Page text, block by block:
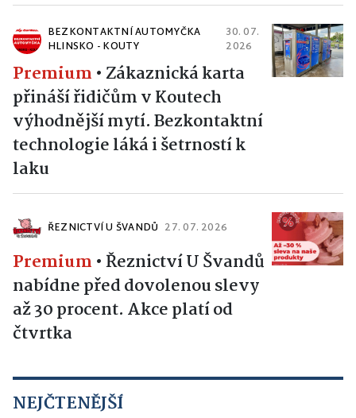
BEZKONTAKTNÍ AUTOMYČKA
HLINSKO - KOUTY
30. 07.
2026
Premium • Zákaznická karta
přináší řidičům v Koutech
výhodnější mytí. Bezkontaktní
technologie láká i šetrností k
laku
ŘEZNICTVÍ U ŠVANDŮ 27. 07. 2026
Premium •Řeznictví U Švandů
nabídne před dovolenou slevy
až 30 procent. Akce platí od
čtvrtka
NEJČTENĚJŠÍ